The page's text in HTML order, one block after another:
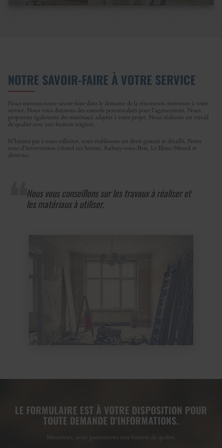
NOTRE SAVOIR-FAIRE À VOTRE SERVICE
Nous mettons notre savoir-faire dans le domaine de la rénovation intérieure à votre
service. Nous vous donnons des conseils personnalisés pour l’agencement. Nous
proposons également des matériaux adaptés à votre projet. Nous réalisons un travail
de qualité avec une finition soignée.
N’hésitez pas à nous solliciter, nous établissons un devis gratuit et détaillé. Notre
zone d’intervention s’étend sur Sevran, Aulnay-sous-Bois, Le Blanc-Mesnil et
alentour.
Nous vous conseillons sur les travaux à réaliser et
les matériaux à utiliser.
LE FORMULAIRE EST À VOTRE DISPOSITION POUR
TOUTE DEMANDE D’INFORMATIONS.
Minutieux, nous garantissons une finition de qualité.